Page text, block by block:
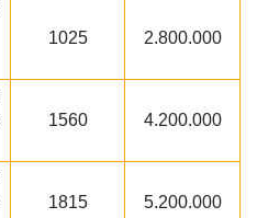
1025 2.800.000
1560 4.200.000
1815 5.200.000